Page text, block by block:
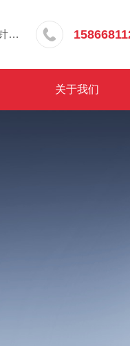
山东省青岛市城阳区上马工业园青岛中超针织有限公司院内东办公楼三层
关于我们